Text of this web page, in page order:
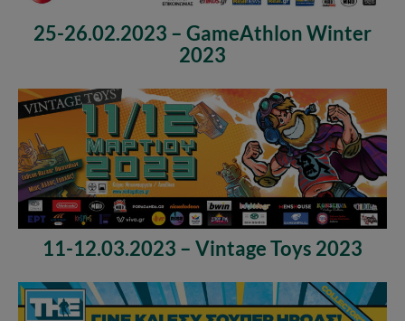
25-26.02.2023 – GameAthlon Winter
2023
11-12.03.2023 – Vintage Toys 2023